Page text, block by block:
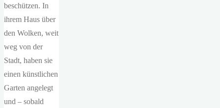
beschützen. In
ihrem Haus über
den Wolken, weit
weg von der
Stadt, haben sie
einen künstlichen
Garten angelegt
und – sobald